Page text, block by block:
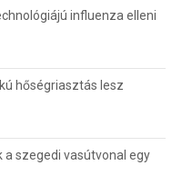
influenza elleni
hőségriasztás lesz
szegedi vasútvonal egy